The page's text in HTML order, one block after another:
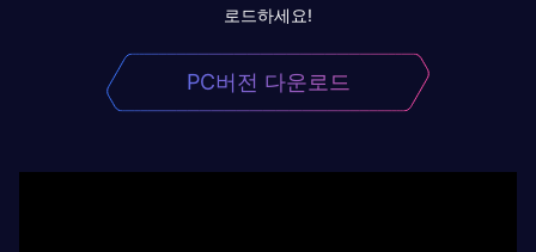
로드하세요!
PC버전 다운로드